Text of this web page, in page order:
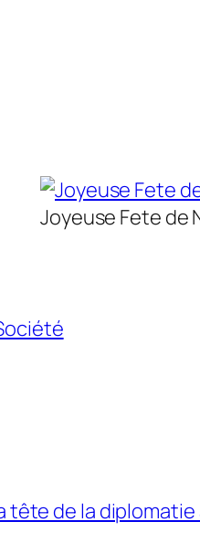
Joyeuse Fete de
tête de la